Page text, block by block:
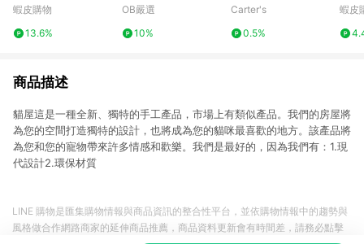
連衣裙 夏季新款 氣質
織長裙 修身孕婦長裙
蝦皮購物
13.6%
OB嚴選
10%
Carter's
0.5%
物
蝦皮
商品描述
貓屋這是一種全新、獨特的手工產品，市場上有類似產品。我們的房屋將
為您的空間打造獨特的設計，也將成為您的貓咪最喜歡的地方。該產品將
為您和您的寵物帶來許多情感和歡樂。我們是最好的，因為我們有：1.現
代設計2.環保材質
LINE 購物是匯集購物情報與商品資訊的整合性平台，並依購物情報中的趨勢與
風格做合作網路商家的延伸商品推薦，商品資料更新會有時間差，請務必點擊